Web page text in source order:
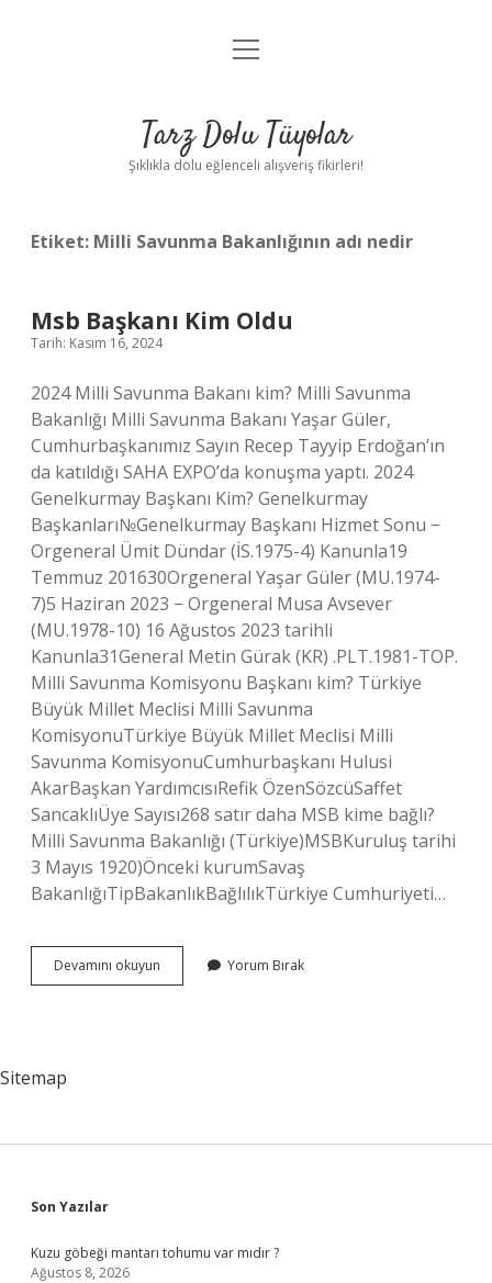
Anasayfa
Yasal Uyarı
menüyü
Tarz Dolu Tüyolar
Şıklıkla dolu eğlenceli alışveriş fikirleri!
Etiket: Milli Savunma Bakanlığının adı nedir
Msb Başkanı Kim Oldu
Tarih: Kasım 16, 2024
2024 Milli Savunma Bakanı kim? Milli Savunma
Bakanlığı Milli Savunma Bakanı Yaşar Güler,
Cumhurbaşkanımız Sayın Recep Tayyip Erdoğan’ın
da katıldığı SAHA EXPO’da konuşma yaptı. 2024
Genelkurmay Başkanı Kim? Genelkurmay
Başkanları№Genelkurmay Başkanı Hizmet Sonu −
Orgeneral Ümit Dündar (İS.1975-4) Kanunla19
Temmuz 201630Orgeneral Yaşar Güler (MU.1974-
7)5 Haziran 2023 − Orgeneral Musa Avsever
(MU.1978-10) 16 Ağustos 2023 tarihli
Kanunla31General Metin Gürak (KR) .PLT.1981-TOP.
Milli Savunma Komisyonu Başkanı kim? Türkiye
Büyük Millet Meclisi Milli Savunma
KomisyonuTürkiye Büyük Millet Meclisi Milli
Savunma KomisyonuCumhurbaşkanı Hulusi
AkarBaşkan YardımcısıRefik ÖzenSözcüSaffet
SancaklıÜye Sayısı268 satır daha MSB kime bağlı?
Milli Savunma Bakanlığı (Türkiye)MSBKuruluş tarihi
3 Mayıs 1920)Önceki kurumSavaş
BakanlığıTipBakanlıkBağlılıkTürkiye Cumhuriyeti…
Devamını okuyun
Başkanı
Yorum Bırak
Sitemap
Sidebar
Son Yazılar
Kuzu göbeği mantarı tohumu var mıdır ?
Ağustos 8, 2026